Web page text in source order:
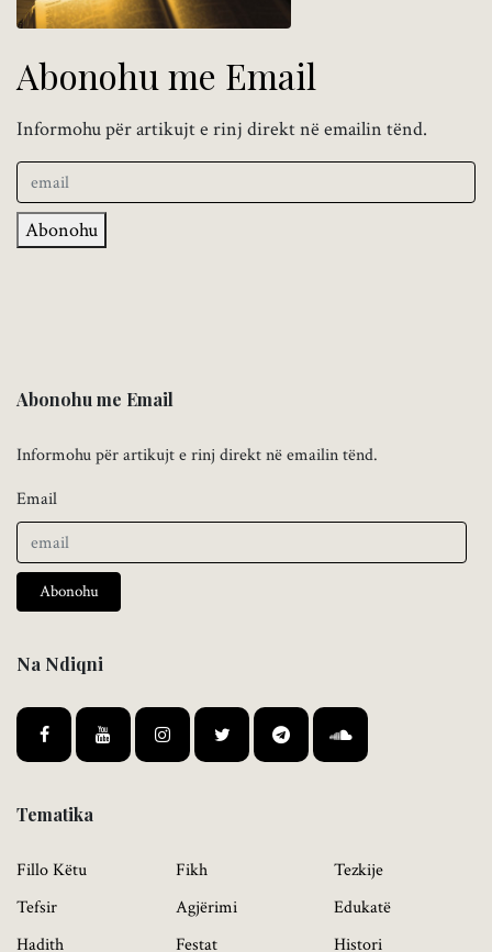
Abonohu me Email
Informohu për artikujt e rinj direkt në emailin tënd.
Abonohu
Abonohu me Email
Informohu për artikujt e rinj direkt në emailin tënd.
Email
Abonohu
Na Ndiqni
Tematika
Fillo Këtu
Tefsir
Hadith
Fikh
Agjërimi
Festat
Tezkije
Edukatë
Histori